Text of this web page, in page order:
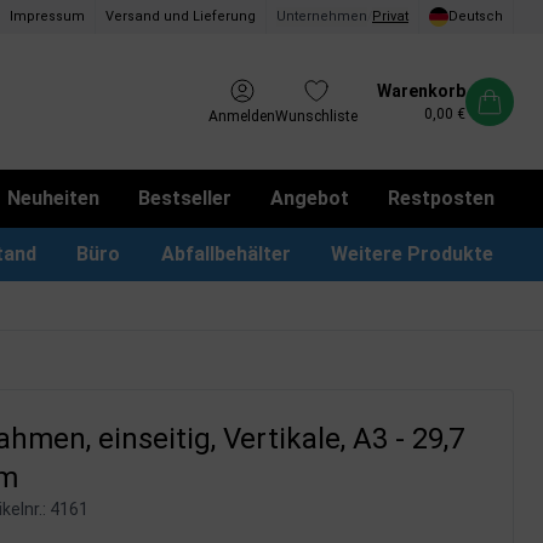
Impressum Versand und Lieferung Unternehmen Privat Deutsch
AnmeldenWunschliste
Warenkorb
0,00 €
Neuheiten Bestseller Angebot Restposten
Büro Abfallbehälter Weitere Produkte
einseitig, Vertikale, A3 - 29,7
4161